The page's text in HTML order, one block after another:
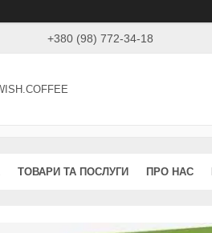
+380 (98) 772-34-18
ТОВАРИ ТА ПОСЛУГИ ПРО НАС